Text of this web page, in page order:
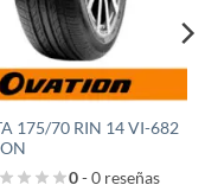
175/70 RIN 14 VI-682
0- 0 reseñas